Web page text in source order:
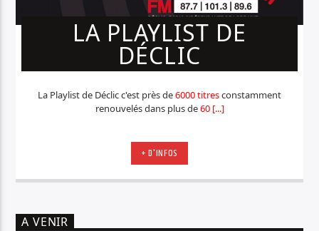
LA PLAYLIST DE
DÉCLIC
La Playlist de Déclic c'est près de6000 titresconstamment
renouvelés dans plus de60 [...]
+ D'INFOS
A VENIR